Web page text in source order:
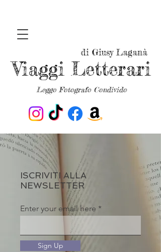
Leggo Fotografo Condivido
Viaggi Letterari
di Giusy Laganà
ISCRIVITI ALLA
NEWSLETTER
Enter your email here
Sign Up